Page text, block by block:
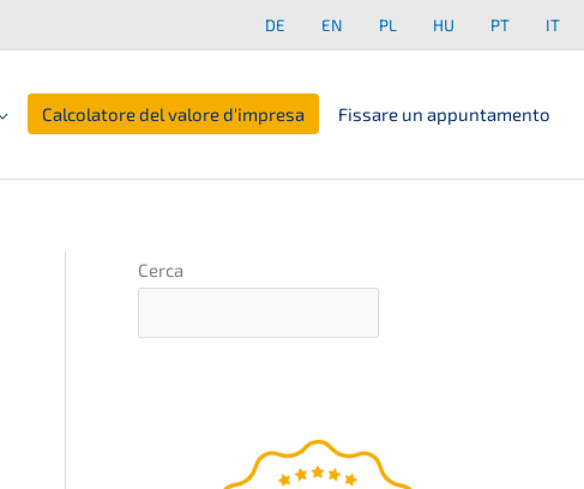
DE EN PL HU PT IT
Calcolatore del valore d'impresa Fissare un appuntamento
Cerca
Unter­neh­mens-